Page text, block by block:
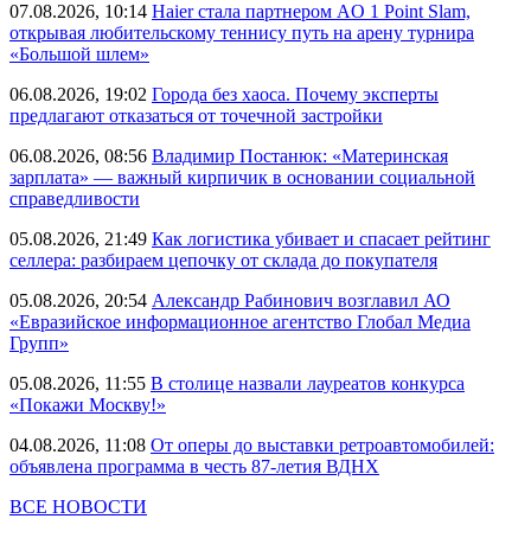
07.08.2026, 10:14 Haier стала партнером AO 1 Point Slam,
открывая любительскому теннису путь на арену турнира
«Большой шлем»
06.08.2026, 19:02 Города без хаоса. Почему эксперты
предлагают отказаться от точечной застройки
06.08.2026, 08:56 Владимир Постанюк: «Материнская
зарплата» — важный кирпичик в основании социальной
справедливости
05.08.2026, 21:49 Как логистика убивает и спасает рейтинг
селлера: разбираем цепочку от склада до покупателя
05.08.2026, 20:54 Александр Рабинович возглавил АО
«Евразийское информационное агентство Глобал Медиа
Групп»
05.08.2026, 11:55 В столице назвали лауреатов конкурса
«Покажи Москву!»
04.08.2026, 11:08 От оперы до выставки ретроавтомобилей:
объявлена программа в честь 87-летия ВДНХ
ВСЕ НОВОСТИ